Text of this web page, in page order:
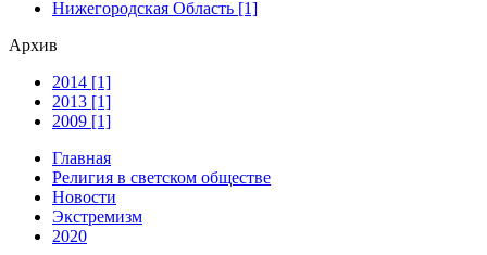
Нижегородская Область [1]
Архив
2014 [1]
2013 [1]
2009 [1]
Главная
Религия в светском обществе
Новости
Экстремизм
2020